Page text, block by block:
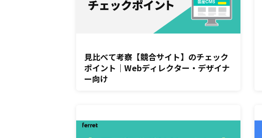
見比べて考察【競合サイト】のチェック
ポイント｜Webディレクター・デザイナ
ー向け